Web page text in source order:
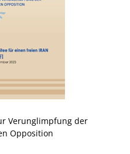
Verunglimpfung der
Opposition